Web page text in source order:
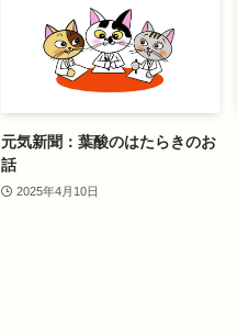
元気新聞：葉酸のはたらきのお
話
2025年4月10日